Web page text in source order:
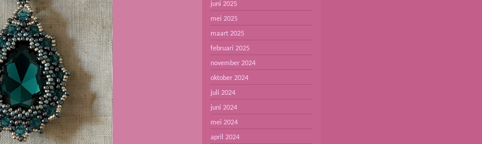
juni 2025
mei 2025
maart 2025
februari 2025
november 2024
oktober 2024
juli 2024
juni 2024
mei 2024
april 2024